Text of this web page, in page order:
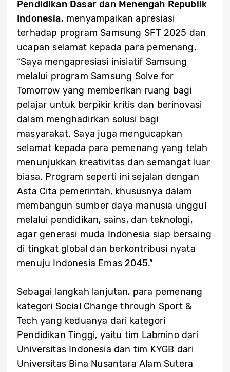
Pendidikan Dasar dan Menengah Republik
Indonesia, menyampaikan apresiasi
terhadap program Samsung SFT 2025 dan
ucapan selamat kepada para pemenang,
“Saya mengapresiasi inisiatif Samsung
melalui program Samsung Solve for
Tomorrow yang memberikan ruang bagi
pelajar untuk berpikir kritis dan berinovasi
dalam menghadirkan solusi bagi
masyarakat. Saya juga mengucapkan
selamat kepada para pemenang yang telah
menunjukkan kreativitas dan semangat luar
biasa. Program seperti ini sejalan dengan
Asta Cita pemerintah, khususnya dalam
membangun sumber daya manusia unggul
melalui pendidikan, sains, dan teknologi,
agar generasi muda Indonesia siap bersaing
di tingkat global dan berkontribusi nyata
menuju Indonesia Emas 2045.”
Sebagai langkah lanjutan, para pemenang
kategori Social Change through Sport &
Tech yang keduanya dari kategori
Pendidikan Tinggi, yaitu tim Labmino dari
Universitas Indonesia dan tim KYGB dari
Universitas Bina Nusantara Alam Sutera